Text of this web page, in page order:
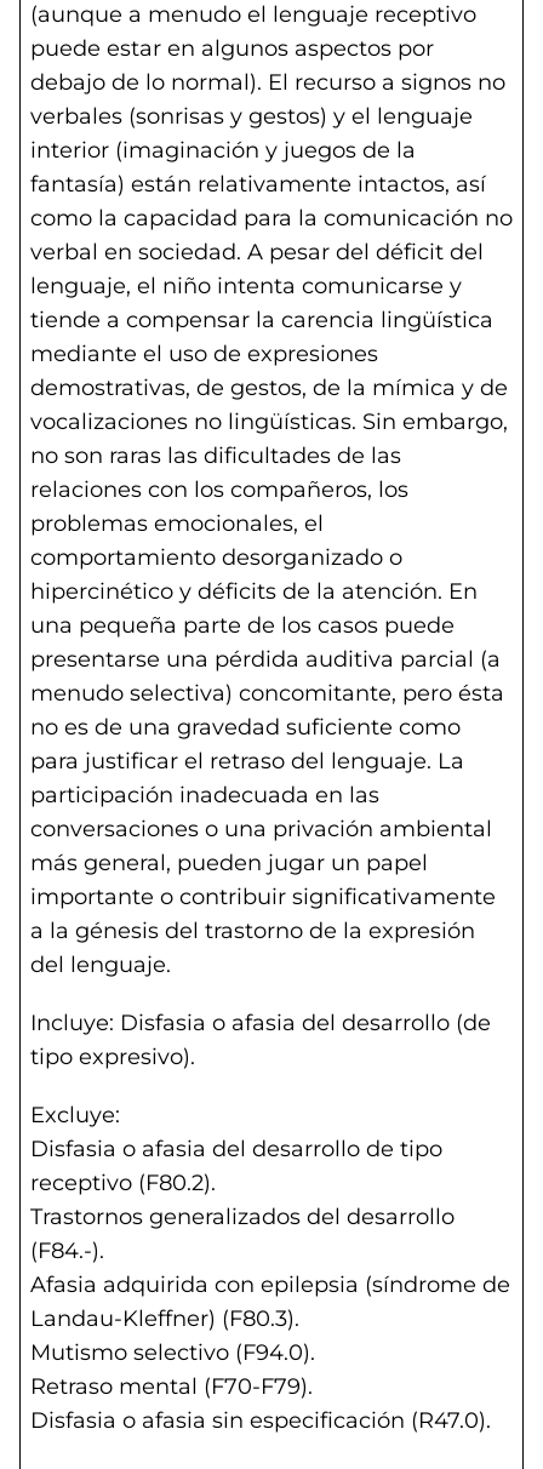
(aunque a menudo el lenguaje receptivo
puede estar en algunos aspectos por
debajo de lo normal). El recurso a signos no
verbales (sonrisas y gestos) y el lenguaje
interior (imaginación y juegos de la
fantasía) están relativamente intactos, así
como la capacidad para la comunicación no
verbal en sociedad. A pesar del déficit del
lenguaje, el niño intenta comunicarse y
tiende a compensar la carencia lingüística
mediante el uso de expresiones
demostrativas, de gestos, de la mímica y de
vocalizaciones no lingüísticas. Sin embargo,
no son raras las dificultades de las
relaciones con los compañeros, los
problemas emocionales, el
comportamiento desorganizado o
hipercinético y déficits de la atención. En
una pequeña parte de los casos puede
presentarse una pérdida auditiva parcial (a
menudo selectiva) concomitante, pero ésta
no es de una gravedad suficiente como
para justificar el retraso del lenguaje. La
participación inadecuada en las
conversaciones o una privación ambiental
más general, pueden jugar un papel
importante o contribuir significativamente
a la génesis del trastorno de la expresión
del lenguaje.
Incluye: Disfasia o afasia del desarrollo (de
tipo expresivo).
Excluye:
Disfasia o afasia del desarrollo de tipo
receptivo (F80.2).
Trastornos generalizados del desarrollo
(F84.-).
Afasia adquirida con epilepsia (síndrome de
Landau-Kleffner) (F80.3).
Mutismo selectivo (F94.0).
Retraso mental (F70-F79).
Disfasia o afasia sin especificación (R47.0).